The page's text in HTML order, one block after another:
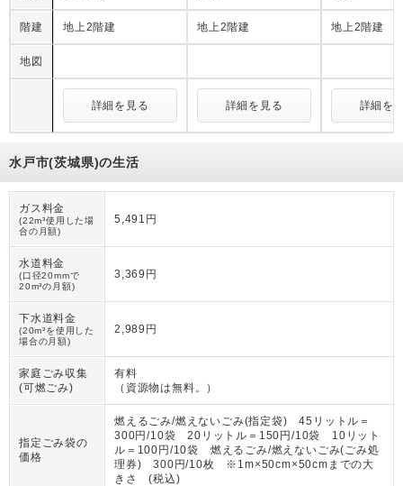
階建 地上2階建 地上2階建 地上2階建
地図
詳細を見る 詳細を見る 詳細を
水戸市(茨城県)の生活
ガス料金
(22m³使用した場
合の月額)
5,491円
水道料金
(口径20mmで
20m³の月額)
3,369円
下水道料金
(20m³を使用した
場合の月額)
2,989円
家庭ごみ収集
(可燃ごみ)
有料
（ 資源物は無料。 ）
指定ごみ袋の
価格
燃えるごみ/燃えないごみ(指定袋) 45リットル＝
300円/10袋 20リットル＝150円/10袋 10リット
ル＝100円/10袋 燃えるごみ/燃えないごみ(ごみ処
理券) 300円/10枚 ※1m×50cm×50cmまでの大
きさ (税込)